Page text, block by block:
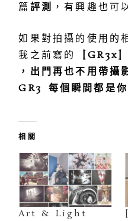
篇評測 ，有興趣也可
如果對拍攝的使用的
我之前寫的 [GR3x]
，出門再也不用帶攝
GR3 每個瞬間都是你
相關
Art & Light